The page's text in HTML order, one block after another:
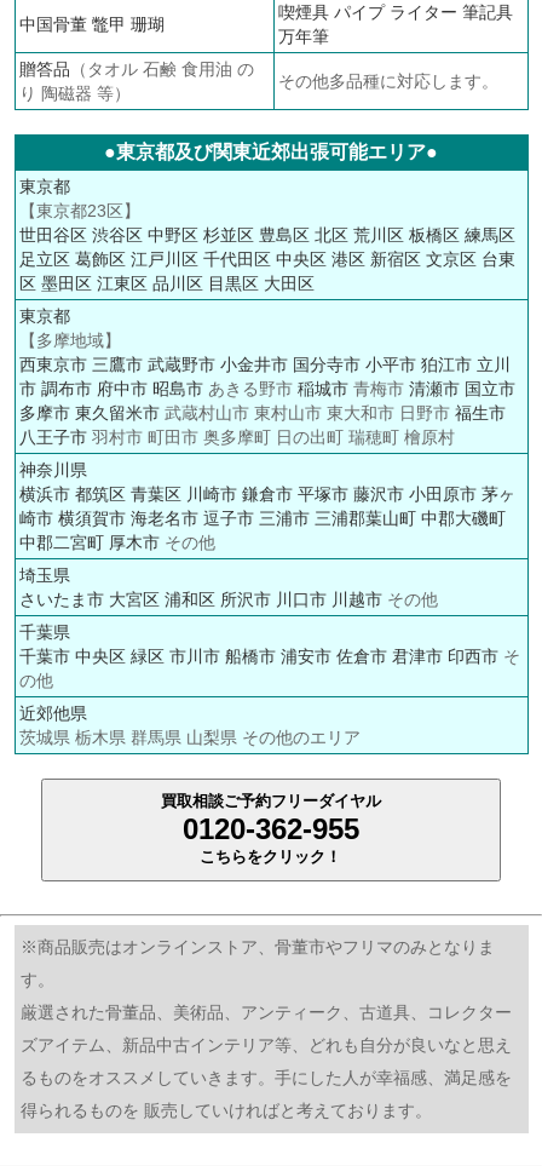
中国骨董 鼈甲 珊瑚
喫煙具 パイプ ライター 筆記具
万年筆
贈答品 （タオル 石鹸 食用油 の
り 陶磁器 等）
その他多品種に対応します。
●東京都及び関東近郊出張可能エリア●
東京都
【東京都23区】
世田谷区 渋谷区 中野区 杉並区 豊島区 北区 荒川区 板橋区 練馬区
足立区 葛飾区 江戸川区 千代田区 中央区 港区 新宿区 文京区 台東
区 墨田区 江東区 品川区 目黒区 大田区
東京都
【多摩地域】
西東京市 三鷹市 武蔵野市 小金井市 国分寺市 小平市 狛江市 立川
市 調布市 府中市 昭島市あきる野市 稲城市青梅市 清瀬市 国立市
多摩市 東久留米市武蔵村山市 東村山市 東大和市 日野市 福生市
八王子市羽村市 町田市 奥多摩町 日の出町 瑞穂町 檜原村
神奈川県
横浜市 都筑区 青葉区 川崎市 鎌倉市 平塚市 藤沢市 小田原市 茅ヶ
崎市 横須賀市 海老名市 逗子市 三浦市 三浦郡葉山町 中郡大磯町
中郡二宮町 厚木市その他
埼玉県
さいたま市 大宮区 浦和区 所沢市 川口市 川越市その他
千葉県
千葉市 中央区 緑区 市川市 船橋市 浦安市 佐倉市 君津市 印西市そ
の他
近郊他県
茨城県 栃木県 群馬県 山梨県 その他のエリア
買取相談ご予約フリーダイヤル
0120-362-955
こちらをクリック！
※商品販売はオンラインストア、骨董市やフリマのみとなりま
す。
厳選された骨董品、美術品、アンティーク、古道具、コレクター
ズアイテム、新品中古インテリア等、どれも自分が良いなと思え
るものをオススメしていきます。手にした人が幸福感、満足感を
得られるものを 販売していければと考えております。